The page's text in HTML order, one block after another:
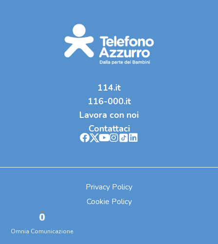
114.it
116-000.it
Lavora con noi
Contattaci
Privacy Policy
Cookie Policy
Omnia Comunicazione